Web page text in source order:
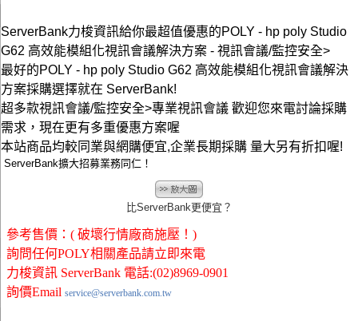
ServerBank力梭資訊給你最超值優惠的POLY - hp poly Studio
G62 高效能模組化視訊會議解決方案 - 視訊會議/監控安全>
最好的POLY - hp poly Studio G62 高效能模組化視訊會議解決
方案採購選擇就在 ServerBank!
超多款視訊會議/監控安全>專業視訊會議 歡迎您來電討論採購
需求，現在更有多重優惠方案喔
本站商品均較同業與網購便宜,企業長期採購 量大另有折扣喔!
ServerBank擴大招募業務同仁！
比ServerBank更便宜？
參考售價：( 破壞行情廠商施壓！)
詢問任何POLY相關產品請立即來電
力梭資訊 ServerBank 電話:(02)8969-0901
詢價Email service@serverbank.com.tw